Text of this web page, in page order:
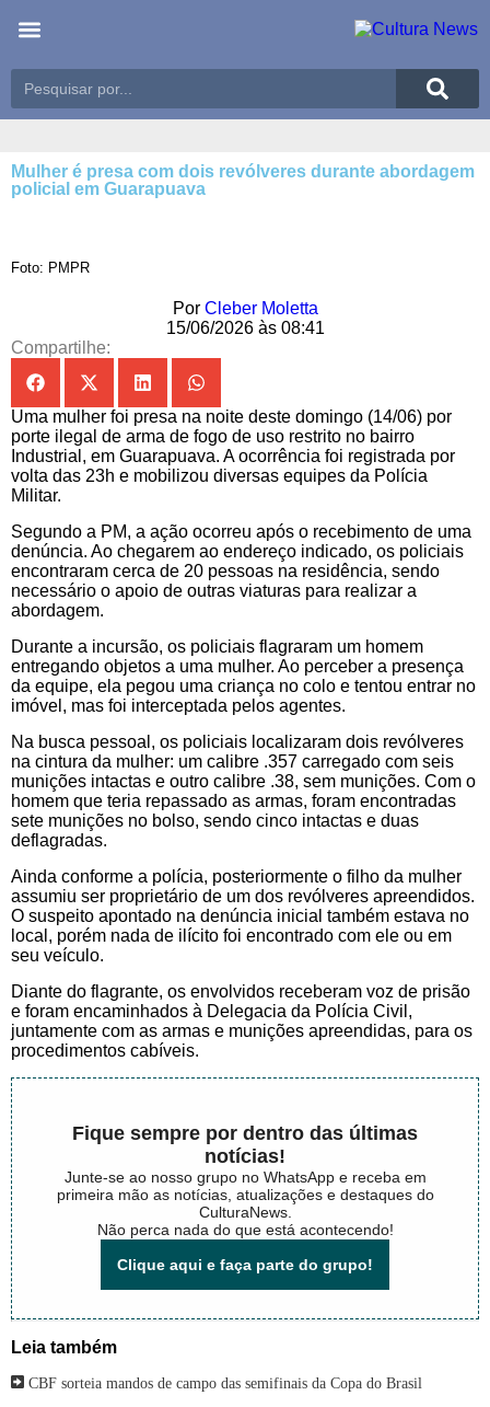
Mulher é presa com dois revólveres durante abordagem
policial em Guarapuava
Foto: PMPR
Por Cleber Moletta
15/06/2026 às 08:41
Compartilhe:
Uma mulher foi presa na noite deste domingo (14/06) por
porte ilegal de arma de fogo de uso restrito no bairro
Industrial, em Guarapuava. A ocorrência foi registrada por
volta das 23h e mobilizou diversas equipes da Polícia
Militar.
Segundo a PM, a ação ocorreu após o recebimento de uma
denúncia. Ao chegarem ao endereço indicado, os policiais
encontraram cerca de 20 pessoas na residência, sendo
necessário o apoio de outras viaturas para realizar a
abordagem.
Durante a incursão, os policiais flagraram um homem
entregando objetos a uma mulher. Ao perceber a presença
da equipe, ela pegou uma criança no colo e tentou entrar no
imóvel, mas foi interceptada pelos agentes.
Na busca pessoal, os policiais localizaram dois revólveres
na cintura da mulher: um calibre .357 carregado com seis
munições intactas e outro calibre .38, sem munições. Com o
homem que teria repassado as armas, foram encontradas
sete munições no bolso, sendo cinco intactas e duas
deflagradas.
Ainda conforme a polícia, posteriormente o filho da mulher
assumiu ser proprietário de um dos revólveres apreendidos.
O suspeito apontado na denúncia inicial também estava no
local, porém nada de ilícito foi encontrado com ele ou em
seu veículo.
Diante do flagrante, os envolvidos receberam voz de prisão
e foram encaminhados à Delegacia da Polícia Civil,
juntamente com as armas e munições apreendidas, para os
procedimentos cabíveis.
Fique sempre por dentro das últimas
notícias!
Junte-se ao nosso grupo no WhatsApp e receba em
primeira mão as notícias, atualizações e destaques do
CulturaNews.
Não perca nada do que está acontecendo!
Clique aqui e faça parte do grupo!
Leia também
CBF sorteia mandos de campo das semifinais da Copa do Brasil